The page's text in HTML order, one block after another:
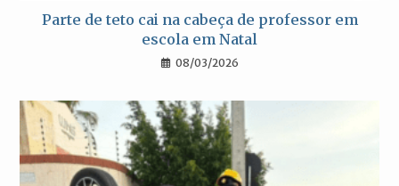
Parte de teto cai na cabeça de professor em
escola em Natal
08/03/2026